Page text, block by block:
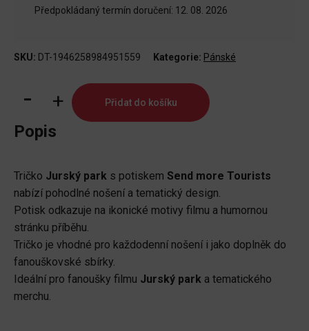
Předpokládaný termín doručení: 12. 08. 2026
SKU: DT-1946258984951559 Kategorie: Pánské
Jurský
park
more
Tourists
(M)
množství
Přidat do košíku
Popis
Tričko Jurský park s potiskem Send more Tourists
nabízí pohodlné nošení a tematický design.
Potisk odkazuje na ikonické motivy filmu a humornou
stránku příběhu.
Tričko je vhodné pro každodenní nošení i jako doplněk do
fanouškovské sbírky.
Ideální pro fanoušky filmu Jurský park a tematického
merchu.